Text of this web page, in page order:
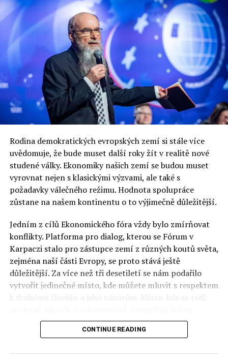
Rodina demokratických evropských zemí si stále více
uvědomuje, že bude muset další roky žít v realitě nové
studené války. Ekonomiky našich zemí se budou muset
vyrovnat nejen s klasickými výzvami, ale také s
požadavky válečného režimu. Hodnota spolupráce
zůstane na našem kontinentu o to výjimečně důležitější.
Jedním z cílů Ekonomického fóra vždy bylo zmírňovat
konflikty. Platforma pro dialog, kterou se Fórum v
Karpaczi stalo pro zástupce zemí z různých koutů světa,
zejména naší části Evropy, se proto stává ještě
důležitější. Za více než tři desetiletí se nám podařilo
vytvořit jedinečné místo, kde můžete mluvit s respektem
k druhému člověku a jeho názorům. Místo, kde se rodí
Polsko musí mít instituce, jejichž horizont činnosti je
politický tým. Pouze to vám dává šanci skutečně řešit
CONTINUE READING